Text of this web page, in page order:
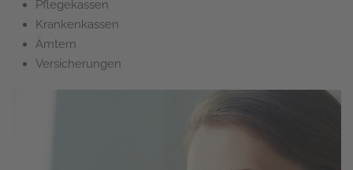
Pflegekassen
Krankenkassen
Ämtern
Versicherungen